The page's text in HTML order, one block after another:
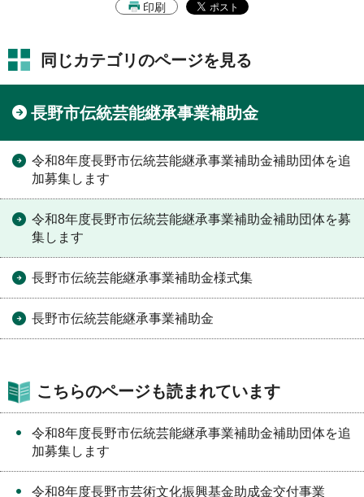
印刷
同じカテゴリのページを見る
長野市伝統芸能継承事業補助金
令和8年度長野市伝統芸能継承事業補助金補助団体を追
加募集します
令和8年度長野市伝統芸能継承事業補助金補助団体を募
集します
長野市伝統芸能継承事業補助金様式集
長野市伝統芸能継承事業補助金
こちらのページも読まれています
令和8年度長野市伝統芸能継承事業補助金補助団体を追
加募集します
令和8年度長野市芸術文化振興基金助成金交付事業